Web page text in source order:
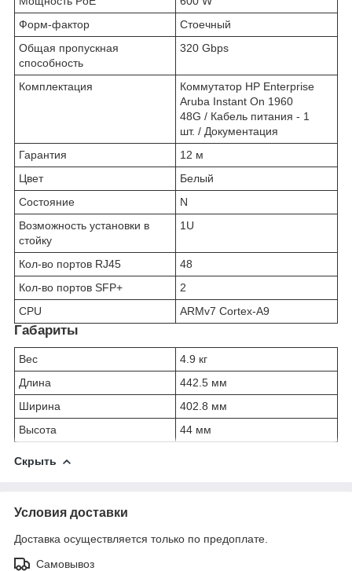
Форм-фактор
Стоечный
Общая пропускная
способность
320 Gbps
Комплектация
Коммутатор HP Enterprise
Aruba Instant On 1960
48G / Кабель питания - 1
шт. / Документация
Гарантия
12 м
Цвет
Белый
Состояние
N
Возможность установки в
стойку
1U
Кол-во портов RJ45
48
Кол-во портов SFP+
2
CPU
ARMv7 Cortex-A9
Габариты
Вес
4.9 кг
Длина
442.5 мм
Ширина
402.8 мм
Высота
44 мм
Скрыть
Условия доставки
Доставка осуществляется только по предоплате.
Самовывоз